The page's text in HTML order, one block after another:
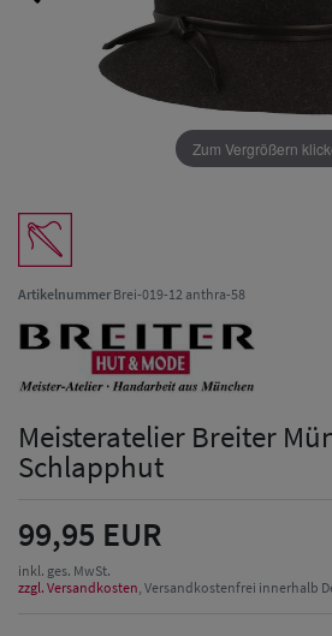
Zum Vergrößern
ArtikelnummerBrei-019-12 anthra-58
Meisteratelier Breiter
Schlapphut
99,95 EUR
inkl. ges. MwSt.
zzgl. Versandkosten , Versandkostenfrei innerhalb